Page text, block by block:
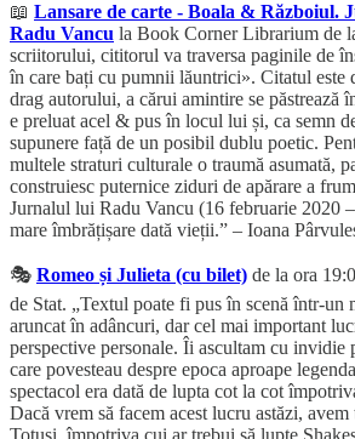
📖 Lansare de carte - Boala & Războiul.
Radu Vancu la Book Corner Librarium de
scriitorului, cititorul va traversa paginile de
în care bați cu pumnii lăuntrici». Citatul este
drag autorului, a cărui amintire se păstrează
e preluat acel & pus în locul lui și, ca semn
supunere față de un posibil dublu poetic.
multele straturi culturale o traumă asumată,
construiesc puternice ziduri de apărare a
Jurnalul lui Radu Vancu (16 februarie 2020
mare îmbrățișare dată vieții.” – Ioana
🎭 Romeo și Julieta (cu bilet) de la ora
de Stat. „Textul poate fi pus în scenă într-un
aruncat în adâncuri, dar cel mai important
perspective personale. Îi ascultam cu invidie
care povesteau despre epoca aproape
spectacol era dată de lupta cot la cot
Dacă vrem să facem acest lucru astăzi, avem